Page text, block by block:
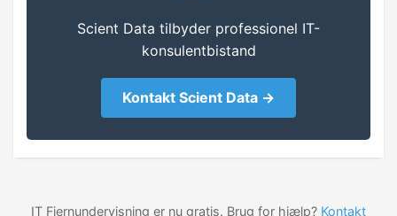
Sammensætning af felter
Matematiske beregninger
Scient Data tilbyder professionel IT-
konsulentbistand
Kontakt Scient Data →
IT Fjernundervisning er nu gratis. Brug for hjælp? Kontakt